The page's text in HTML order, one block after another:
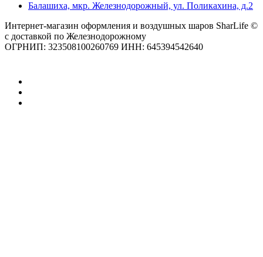
Балашиха, мкр. Железнодорожный, ул. Поликахина, д.2
Интернет-магазин оформления и воздушных шаров SharLife ©
с доставкой по Железнодорожному
ОГРНИП: 323508100260769 ИНН: 645394542640